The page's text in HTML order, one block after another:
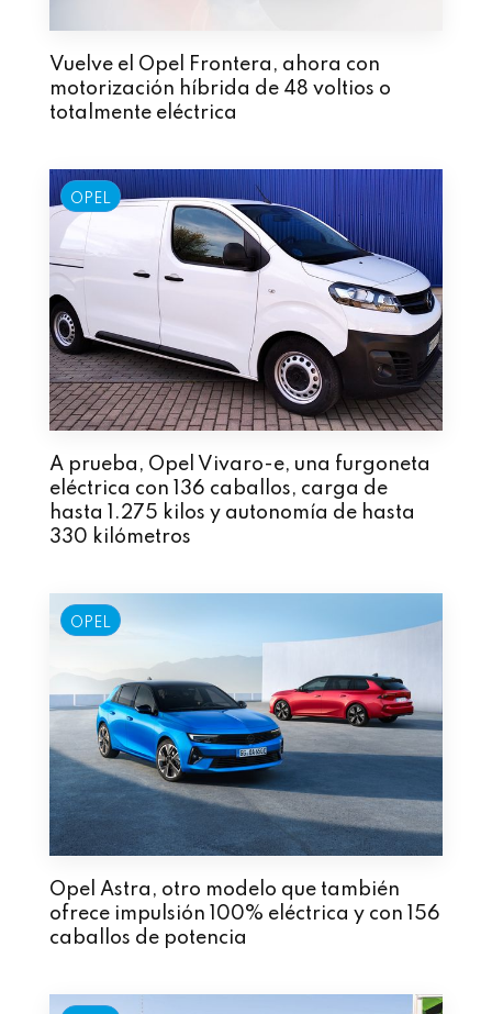
Vuelve el Opel Frontera, ahora con
motorización híbrida de 48 voltios o
totalmente eléctrica
OPEL
A prueba, Opel Vivaro-e, una furgoneta
eléctrica con 136 caballos, carga de
hasta 1.275 kilos y autonomía de hasta
330 kilómetros
OPEL
Opel Astra, otro modelo que también
ofrece impulsión 100% eléctrica y con 156
caballos de potencia